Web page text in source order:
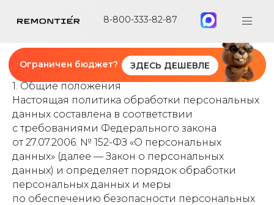
Политика в отношении обработки
персональных данных
1. Общие положения
Настоящая политика обработки персональных
данных составлена в соответствии
с требованиями Федерального закона
от 27.07.2006. № 152-ФЗ «О персональных
данных» (далее — Закон о персональных
данных) и определяет порядок обработки
персональных данных и меры
по обеспечению безопасности персональных
ЗДЕСЬ ДЕШЕВЛЕ